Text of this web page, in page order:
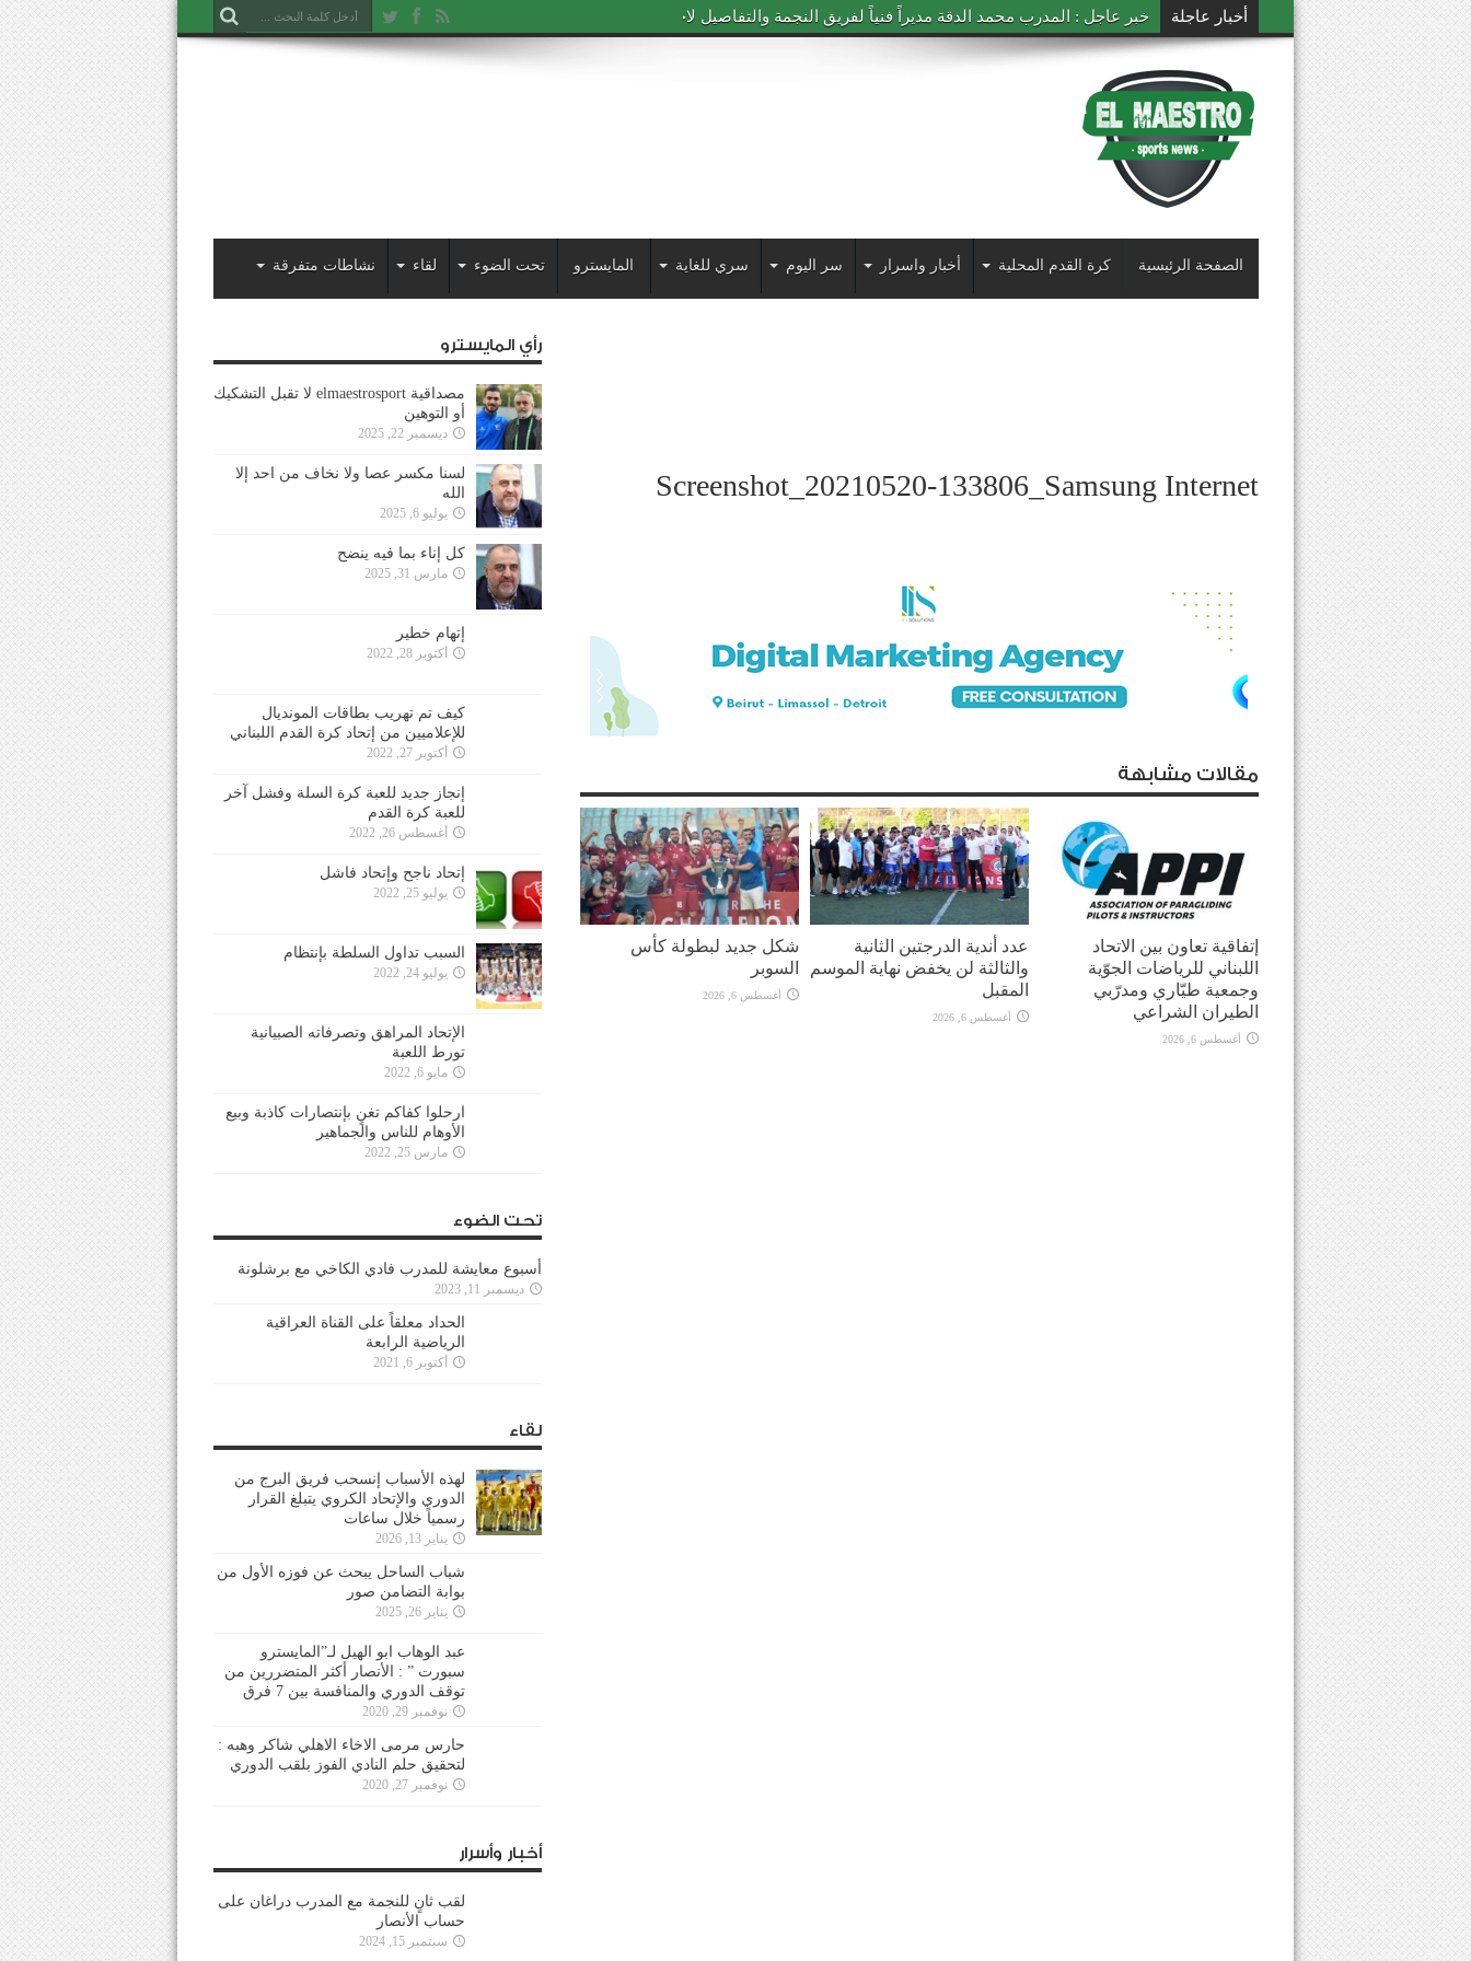
أخبار عاجلة خبر عاجل : المدرب محمد الدقة مديراً فنياً لفريق النجمة والتفاصيل لاحقاً
الصفحة الرئيسية كرة القدم المحلية أخبار واسرار سر اليوم سري للغاية المايسترو تحت الضوء لقاء نشاطات متفرقة
Screenshot_20210520-133806_Samsung Internet
مقالات مشابهة
إتفاقية تعاون بين الاتحاد
اللبناني للرياضات الجوّية
وجمعية طيّاري ومدرّبي
الطيران الشراعي
أغسطس 6, 2026
عدد أندية الدرجتين الثانية
والثالثة لن يخفض نهاية الموسم
المقبل
أغسطس 6, 2026
شكل جديد لبطولة كأس
السوبر
أغسطس 6, 2026
رأي المايسترو
مصداقية elmaestrosport لا تقبل التشكيك
أو التوهين
ديسمبر 22, 2025
لسنا مكسر عصا ولا نخاف من احد إلا
الله
يوليو 6, 2025
كل إناء بما فيه ينضح
مارس 31, 2025
إتهام خطير
أكتوبر 28, 2022
كيف تم تهريب بطاقات المونديال
للإعلاميين من إتحاد كرة القدم اللبناني
أكتوبر 27, 2022
إنجاز جديد للعبة كرة السلة وفشل آخر
للعبة كرة القدم
أغسطس 26, 2022
إتحاد ناجح وإتحاد فاشل
يوليو 25, 2022
السبب تداول السلطة بإنتظام
يوليو 24, 2022
الإتحاد المراهق وتصرفاته الصبيانية
تورط اللعبة
مايو 6, 2022
ارحلوا كفاكم تغنٍ بإنتصارات كاذبة وبيع
الأوهام للناس والجماهير
مارس 25, 2022
تحت الضوء
أسبوع معايشة للمدرب فادي الكاخي مع برشلونة
ديسمبر 11, 2023
الحداد معلقاً على القناة العراقية
الرياضية الرابعة
أكتوبر 6, 2021
لقاء
لهذه الأسباب إنسحب فريق البرج من
الدوري والإتحاد الكروي يتبلغ القرار
رسمياً خلال ساعات
يناير 13, 2026
شباب الساحل يبحث عن فوزه الأول من
بوابة التضامن صور
يناير 26, 2025
عبد الوهاب ابو الهيل لـ”المايسترو
سبورت ” : الأنصار أكثر المتضررين من
توقف الدوري والمنافسة بين 7 فرق
نوفمبر 29, 2020
حارس مرمى الاخاء الاهلي شاكر وهبه :
لتحقيق حلم النادي الفوز بلقب الدوري
نوفمبر 27, 2020
أخبار وأسرار
لقب ثانٍ للنجمة مع المدرب دراغان على
حساب الأنصار
سبتمبر 15, 2024